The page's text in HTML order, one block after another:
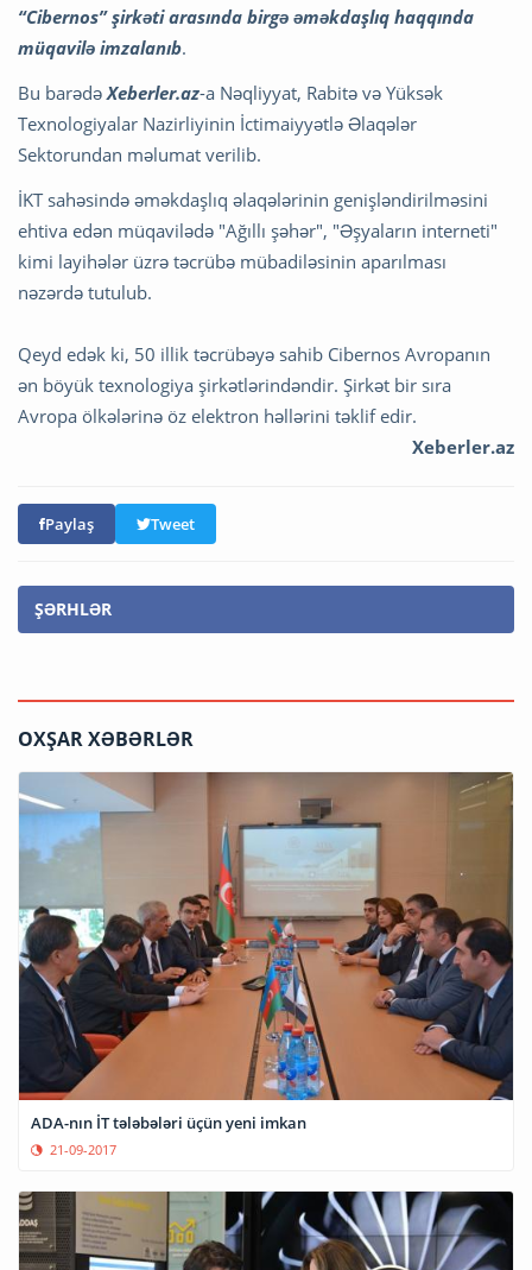
“Cibernos” şirkəti arasında birgə əməkdaşlıq haqqında
müqavilə imzalanıb.
Bu barədəXeberler.az-a Nəqliyyat, Rabitə və Yüksək
Texnologiyalar Nazirliyinin İctimaiyyətlə Əlaqələr
Sektorundan məlumat verilib.
İKT sahəsində əməkdaşlıq əlaqələrinin genişləndirilməsini
ehtiva edən müqavilədə "Ağıllı şəhər", "Əşyaların interneti"
kimi layihələr üzrə təcrübə mübadiləsinin aparılması
nəzərdə tutulub.
Qeyd edək ki, 50 illik təcrübəyə sahib Cibernos Avropanın
ən böyük texnologiya şirkətlərindəndir. Şirkət bir sıra
Avropa ölkələrinə öz elektron həllərini təklif edir.
Xeberler.az
Paylaş Tweet
ŞƏRHLƏR
OXŞAR XƏBƏRLƏR
ADA-nın İT tələbələri üçün yeni imkan
21-09-2017